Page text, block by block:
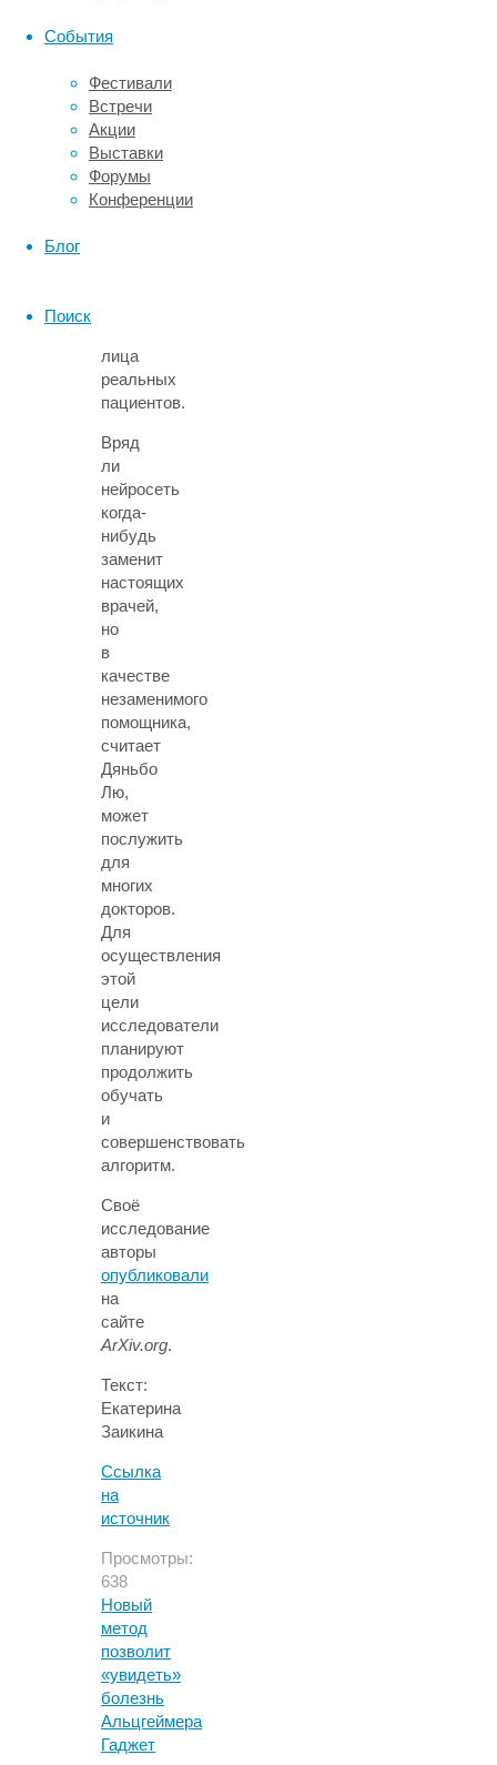
События
Фестивали
Встречи
Акции
Выставки
Форумы
Конференции
Блог
Поиск
условиях
Поэтому
пока
неизвестно,
будет
ли
система
лица
реальных
пациентов.
Вряд
ли
нейросеть
когда-
нибудь
заменит
настоящих
врачей,
но
в
качестве
незаменимого
помощника,
считает
Дяньбо
Лю,
может
послужить
для
многих
докторов.
Для
осуществления
этой
цели
исследователи
планируют
продолжить
обучать
и
совершенствовать
алгоритм.
Своё
исследование
авторы
опубликовали
на
сайте
ArXiv.org.
Текст:
Екатерина
Заикина
Ссылка
на
источник
Просмотры:
638
Новый
метод
позволит
«увидеть»
болезнь
Альцгеймера
Гаджет